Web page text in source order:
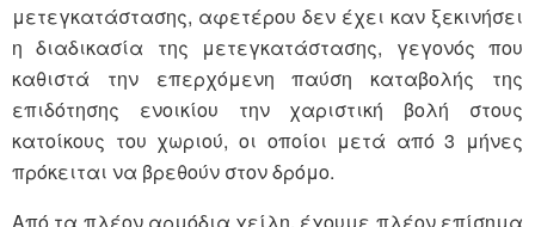
μετεγκατάστασης, αφετέρου δεν έχει καν ξεκινήσει
η διαδικασία της μετεγκατάστασης, γεγονός που
καθιστά την επερχόμενη παύση καταβολής της
επιδότησης ενοικίου την χαριστική βολή στους
κατοίκους του χωριού, οι οποίοι μετά από 3 μήνες
πρόκειται να βρεθούν στον δρόμο.
Από τα πλέον αρμόδια χείλη, έχουμε πλέον επίσημα